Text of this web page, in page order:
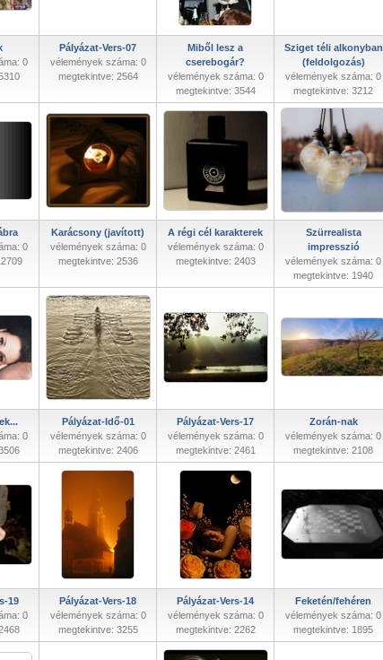
0
Pályázat-Vers-07
vélemények száma: 0
megtekintve: 2564
Miből lesz a
cserebogár?
vélemények száma: 0
megtekintve: 3544
Sziget téli alkonyban
(feldolgozás)
vélemények száma: 0
megtekintve: 3212
0
Karácsony (javított)
vélemények száma: 0
megtekintve: 2536
A régi cél karakterek
vélemények száma: 0
megtekintve: 2403
Szürrealista
impresszió
vélemények száma: 0
megtekintve: 1940
0
Pályázat-Idő-01
vélemények száma: 0
megtekintve: 2406
Pályázat-Vers-17
vélemények száma: 0
megtekintve: 2461
Zorán-nak
vélemények száma: 0
megtekintve: 2108
19
0
Pályázat-Vers-18
vélemények száma: 0
megtekintve: 3255
Pályázat-Vers-14
vélemények száma: 0
megtekintve: 2262
Feketén/fehéren
vélemények száma: 0
megtekintve: 1895